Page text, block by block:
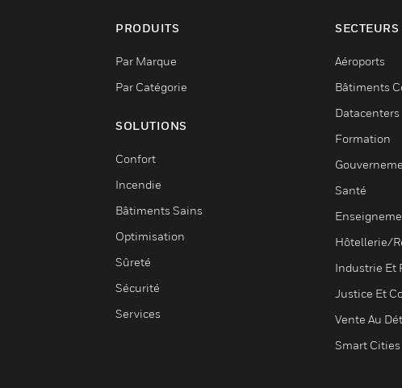
PRODUITS
Par Marque
Par Catégorie
SOLUTIONS
Confort
Incendie
Bâtiments Sains
Optimisation
Sûreté
Sécurité
Services
SECTEURS
Aéroports
Bâtiments
Datacenters
Formation
Santé
Hôtellerie/
Industrie Et
Justice Et
Vente Au
Smart Cities